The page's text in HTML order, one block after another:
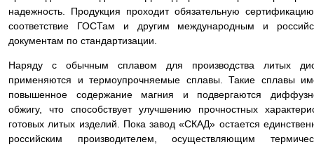
надежность. Продукция проходит обязательную
соответствие ГОСТам и другим международным и
документам по стандартизации.
Наряду с обычным сплавом для производства литых
применяются и термоупрочняемые сплавы. Такие сплавы
повышенное содержание магния и подвергаются
обжигу, что способствует улучшению прочностных
готовых литых изделий. Пока завод «СКАД» остается
российским производителем, осуществляющим